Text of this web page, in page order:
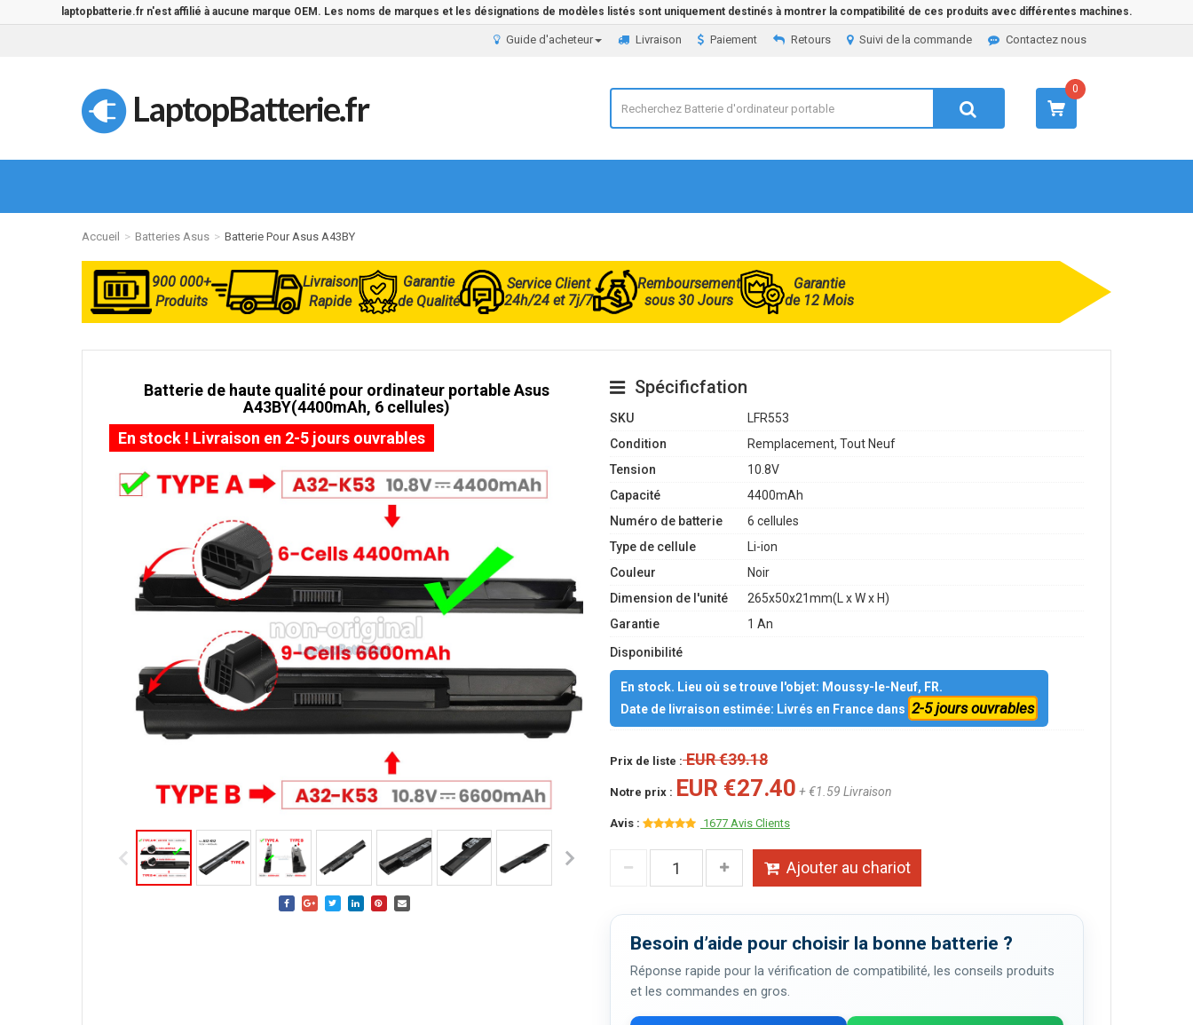
laptopbatterie.fr n'est affilié à aucune marque OEM. Les noms de marques et les désignations de modèles listés sont uniquement destinés à montrer la compatibilité de ces produits avec différentes machines.
Contactez nous
Suivi de la commande
Retours
Paiement
Livraison
Guide d'acheteur
LaptopBatterie.fr 0
Accueil Batteries Asus Batterie Pour Asus A43BY
900 000+
Produits
Livraison
Rapide
Garantie
de Qualité
Service Client
24h/24 et 7j/7
Remboursement
sous 30 Jours
Garantie
de 12 Mois
Batterie de haute qualité pour ordinateur portable Asus
A43BY(4400mAh, 6 cellules)
En stock ! Livraison en 2-5 jours ouvrables
Spécificfation
SKU
LFR553
Condition
Remplacement, Tout Neuf
Tension
10.8V
Capacité
4400mAh
Numéro de batterie
6 cellules
Type de cellule
Li-ion
Couleur
Noir
Dimension de l'unité
265x50x21mm(L x W x H)
Garantie
1 An
Disponibilité
En stock. Lieu où se trouve l'objet: Moussy-le-Neuf, FR.
Date de livraison estimée: Livrés en France dans 2-5 jours ouvrables
Prix de liste :EUR €39.18
Notre prix : EUR €27.40 + €1.59 Livraison
Avis : 1677 Avis Clients
Ajouter au chariot
Besoin d’aide pour choisir la bonne batterie ?
Réponse rapide pour la vérification de compatibilité, les conseils produits
et les commandes en gros.